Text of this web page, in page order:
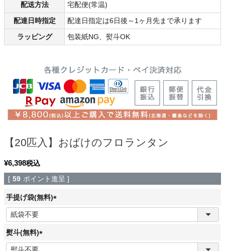
配送方法
宅配便(常温)
配達日時指定
配達日指定は6日後～1ヶ月先まで承ります
ラッピング
包装紙NG、熨斗OK
【20匹入】おばけのフロランタン
¥6,398税込
[ 59 ポイント進呈 ]
手提げ袋(無料)
(
必
)
熨斗(無料)
(